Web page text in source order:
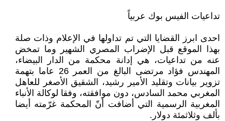
تداعيات الفيس بوك عربياً
احدى ابرز القضايا التي تم تداولها في الإعلام وذات صلة
بهذا الموقع قبل الإضراب المصري الشهير وما تمخض
عنه من تداعيات، هي إدانة محكمة من الدار البيضاء،
المهندس فؤاد مرتضى البالغ من العمر 26 عاما بتهمة
تزوير بيانات وتقليد الأمير رشيد، الشقيق الأصغر للعاهل
المغربي محمد السادس، دون موافقته، وفقا لوكالة الأنباء
المغربية الرسمية التي أضافت أنّ المحكمة غرّمته أيضا
بألف وثلاثمئة دولار.